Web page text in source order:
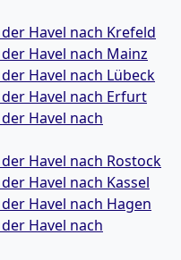
Havel nach Krefeld
Havel nach Mainz
Havel nach Lübeck
Havel nach Erfurt
Havel nach
Havel nach Rostock
Havel nach Kassel
Havel nach Hagen
Havel nach